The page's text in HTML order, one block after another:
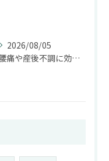
2026/08/05
腰痛や産後不調に効く整骨院の施術と姿勢改善法